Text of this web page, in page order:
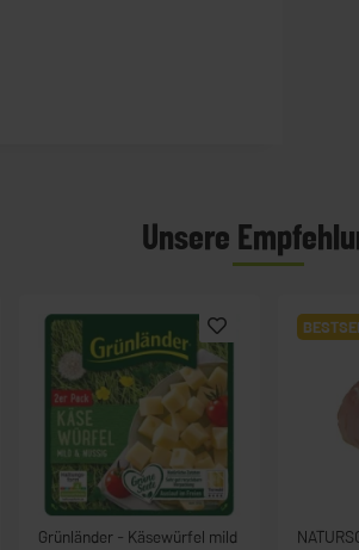
Unsere
Grünländer - Käsewürfel mild